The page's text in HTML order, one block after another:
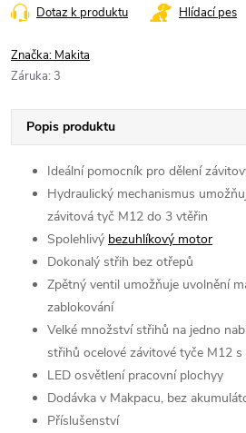
Dotaz k produktu Hlídací pes
Značka: Makita
Záruka: 3
Popis produktu
Ideální pomocník pro dělení
Hydraulický mechanismus
závitová tyč M12 do 3 vtěřin
Spolehlivý bezuhlíkový motor
Dokonalý střih bez otřepů
Zpětný ventil umožňuje uvolnění
zablokování
Velké množství střihů na jedno
střihů ocelové závitové tyče M12
LED osvětlení pracovní plochyy
Dodávka v Makpacu, bez
Příslušenství